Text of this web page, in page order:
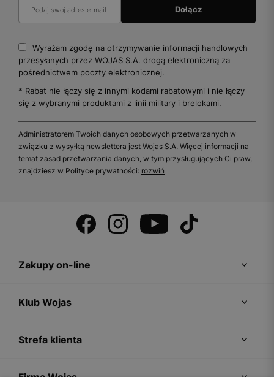
Wyrażam zgodę na otrzymywanie informacji handlowych
przesyłanych przez WOJAS S.A. drogą elektroniczną za
pośrednictwem poczty elektronicznej.
* Rabat nie łączy się z innymi kodami rabatowymi i nie łączy
się z wybranymi produktami z linii military i brelokami.
Administratorem Twoich danych osobowych przetwarzanych w
związku z wysyłką newslettera jest Wojas S.A. Więcej informacji na
temat zasad przetwarzania danych, w tym przysługujących Ci praw,
znajdziesz w Polityce prywatności: rozwiń
Zakupy on-line
Klub Wojas
Strefa klienta